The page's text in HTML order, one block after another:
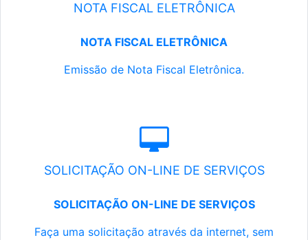
NOTA FISCAL ELETRÔNICA
NOTA FISCAL ELETRÔNICA
Emissão de Nota Fiscal Eletrônica.
SOLICITAÇÃO ON-LINE DE SERVIÇOS
SOLICITAÇÃO ON-LINE DE SERVIÇOS
Faça uma solicitação através da internet, sem